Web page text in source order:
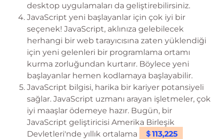
desktop uygulamaları da geliştirebilirsiniz.
JavaScript yeni başlayanlar için çok iyi bir
seçenek! JavaScript, aklınıza gelebilecek
herhangi bir web tarayıcısına zaten yüklendiği
için yeni gelenleri bir programlama ortamı
kurma zorluğundan kurtarır. Böylece yeni
başlayanlar hemen kodlamaya başlayabilir.
JavaScript bilgisi, harika bir kariyer potansiyeli
sağlar. JavaScript uzmanı arayan işletmeler, çok
iyi maaşlar ödemeye hazır. Bugün, bir
JavaScript geliştiricisi Amerika Birleşik
Devletleri'nde yıllık ortalama
＄113,225